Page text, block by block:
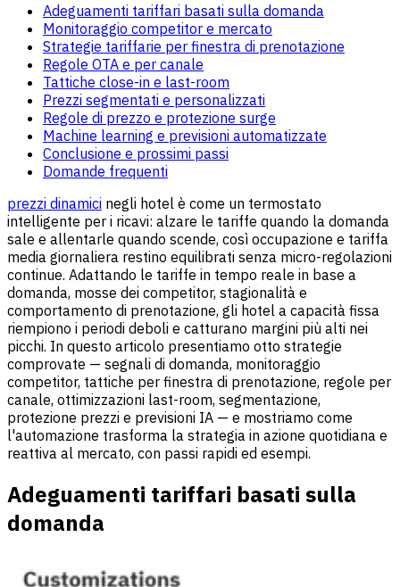
Adeguamenti tariffari basati sulla domanda
Monitoraggio competitor e mercato
Strategie tariffarie per finestra di prenotazione
Regole OTA e per canale
Tattiche close-in e last-room
Prezzi segmentati e personalizzati
Regole di prezzo e protezione surge
Machine learning e previsioni automatizzate
Conclusione e prossimi passi
Domande frequenti
prezzi dinamici negli hotel è come un termostato
intelligente per i ricavi: alzare le tariffe quando la domanda
sale e allentarle quando scende, così occupazione e tariffa
media giornaliera restino equilibrati senza micro-regolazioni
continue. Adattando le tariffe in tempo reale in base a
domanda, mosse dei competitor, stagionalità e
comportamento di prenotazione, gli hotel a capacità fissa
riempiono i periodi deboli e catturano margini più alti nei
picchi. In questo articolo presentiamo otto strategie
comprovate — segnali di domanda, monitoraggio
competitor, tattiche per finestra di prenotazione, regole per
canale, ottimizzazioni last-room, segmentazione,
protezione prezzi e previsioni IA — e mostriamo come
l'automazione trasforma la strategia in azione quotidiana e
reattiva al mercato, con passi rapidi ed esempi.
Adeguamenti tariffari basati sulla
domanda